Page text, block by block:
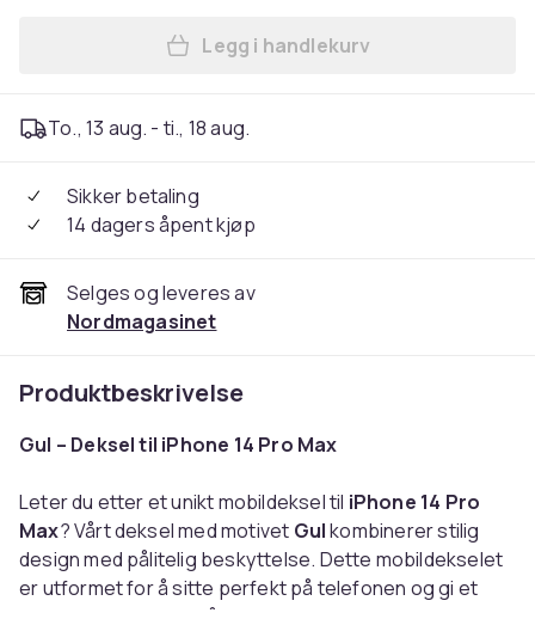
Legg Deksel / Mobildeksel
Legg i handlekurv
To., 13 aug. - ti., 18 aug.
Sikker betaling
14 dagers åpent kjøp
Selges og leveres av
Nordmagasinet
Produktbeskrivelse
Gul – Deksel til iPhone 14 Pro Max
Leter du etter et unikt mobildeksel til iPhone 14 Pro
Max? Vårt deksel med motivet Gulkombinerer stilig
design med pålitelig beskyttelse. Dette mobildekselet
er utformet for å sitte perfekt på telefonen og gi et